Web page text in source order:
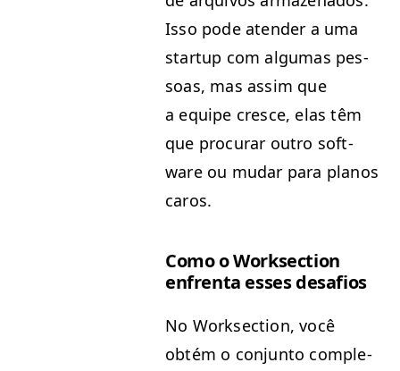
Isso pode aten­der a uma
start­up com algu­mas pes­
soas, mas assim que
a equipe cresce, elas têm
que procu­rar out­ro soft­
ware ou mudar para planos
caros.
Como o Work­sec­tion
enfrenta ess­es desafios
No Work­sec­tion, você
obtém o con­jun­to com­ple­